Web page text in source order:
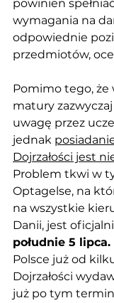
powinien
wymagania na
odpowiednie
przedmiotów,
Pomimo tego, że
matury
uwagę przez
jednak
Dojrzałości jest
Problem tkwi w
Optagelse, na
na wszystkie
Danii, jest
południe 5 lipca.
Polsce już od
Dojrzałości
już po tym